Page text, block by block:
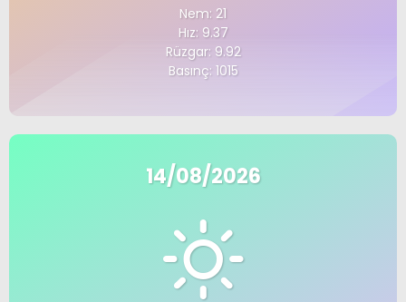
Nem: 21
Hız: 9.37
Rüzgar: 9.92
Basınç: 1015
14/08/2026